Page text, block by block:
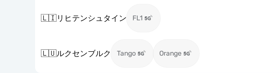
🇱🇮リヒテンシュタイン FL1
🇱🇺ルクセンブルク Tango Orange